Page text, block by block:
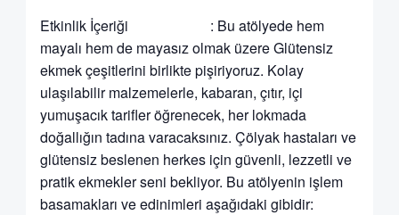
Etkinlik İçeriği : Bu atölyede hem
mayalı hem de mayasız olmak üzere Glütensiz
ekmek çeşitlerini birlikte pişiriyoruz. Kolay
ulaşılabilir malzemelerle, kabaran, çıtır, içi
yumuşacık tarifler öğrenecek, her lokmada
doğallığın tadına varacaksınız. Çölyak hastaları ve
glütensiz beslenen herkes için güvenli, lezzetli ve
pratik ekmekler seni bekliyor. Bu atölyenin işlem
basamakları ve edinimleri aşağıdaki gibidir: